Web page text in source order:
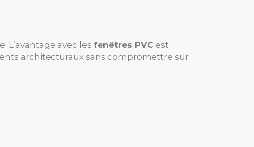
avec les fenêtres PVC est
architecturaux sans compromettre sur